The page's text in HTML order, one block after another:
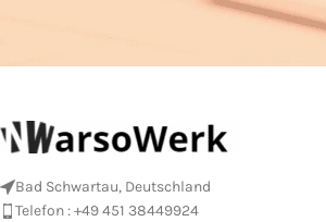
Bad Schwartau, Deutschland
Telefon : +49 451 38449924